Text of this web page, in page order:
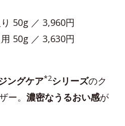
50g ／ 3,960円
50g ／ 3,630円
ングケア*2シリーズのク
ー。 濃密なうるおい感が